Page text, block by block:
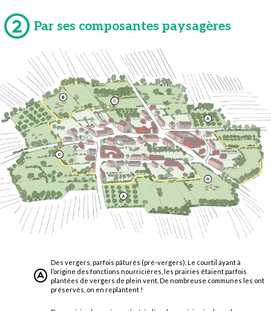
Par ses composantes paysagères
Des vergers, parfois pâturés (pré-vergers). Le courtil ayant à
l’origine des fonctions nourricières, les prairies étaient parfois
plantées de vergers de plein vent. De nombreuse communes les ont
préservés, on en replantent !